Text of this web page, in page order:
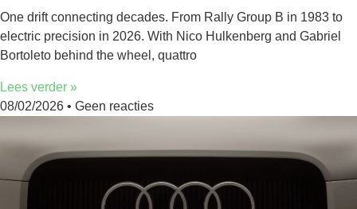
One drift connecting decades. From Rally Group B in 1983 to
electric precision in 2026. With Nico Hulkenberg and Gabriel
Bortoleto behind the wheel, quattro
Lees verder »
08/02/2026
Geen reacties